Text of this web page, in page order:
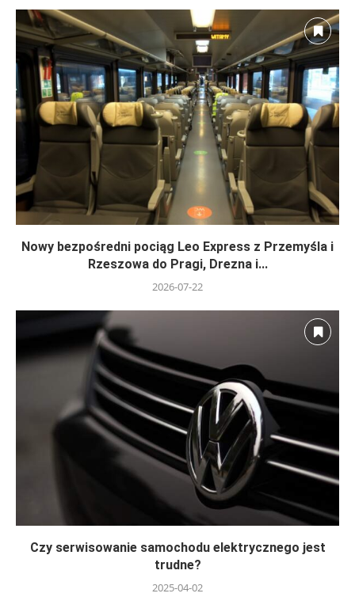
Nowy bezpośredni pociąg Leo Express z Przemyśla i
Rzeszowa do Pragi, Drezna i...
2026-07-22
Czy serwisowanie samochodu elektrycznego jest
trudne?
2025-04-02